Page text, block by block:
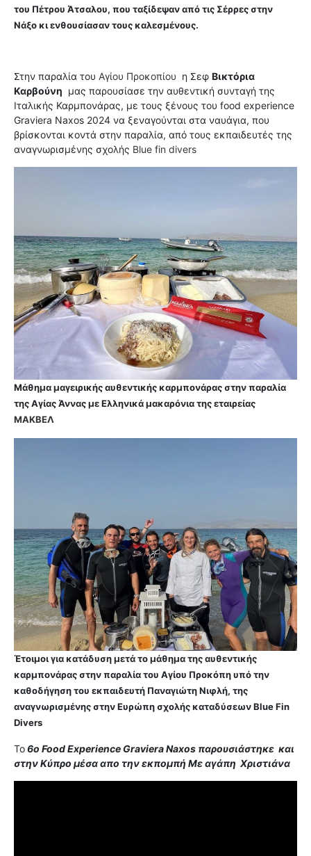
του Πέτρου Άτσαλου, που ταξίδεψαν από τις Σέρρες στην
Νάξο κι ενθουσίασαν τους καλεσμένους.
Στην παραλία του Αγίου Προκοπίου η Σεφ Βικτόρια
Καρβούνη μας παρουσίασε την αυθεντική συνταγή της
Ιταλικής Καρμπονάρας, με τους ξένους του food experience
Graviera Naxos 2024 να ξεναγούνται στα ναυάγια, που
βρίσκονται κοντά στην παραλία, από τους εκπαιδευτές της
αναγνωρισμένης σχολής Blue fin divers
Μάθημα μαγειρικής αυθεντικής καρμπονάρας στην παραλία
της Αγίας Άννας με Ελληνικά μακαρόνια της εταιρείας
ΜΑΚΒΕΛ
Έτοιμοι για κατάδυση μετά το μάθημα της αυθεντικής
καρμπονάρας στην παραλία του Αγίου Προκόπη υπό την
καθοδήγηση του εκπαιδευτή Παναγιώτη Νιφλή, της
αναγνωρισμένης στην Ευρώπη σχολής καταδύσεων Blue Fin
Divers
Το6ο Food Experience Graviera Naxos παρουσιάστηκε και
στην Κύπρο μέσα απο την εκπομπή Με αγάπη Χριστιάνα